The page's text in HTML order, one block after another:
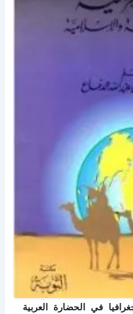
في الحضارة العربية